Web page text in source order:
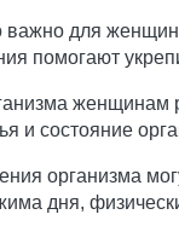
для
помогают
женщинам
и состояние
организма
дня,